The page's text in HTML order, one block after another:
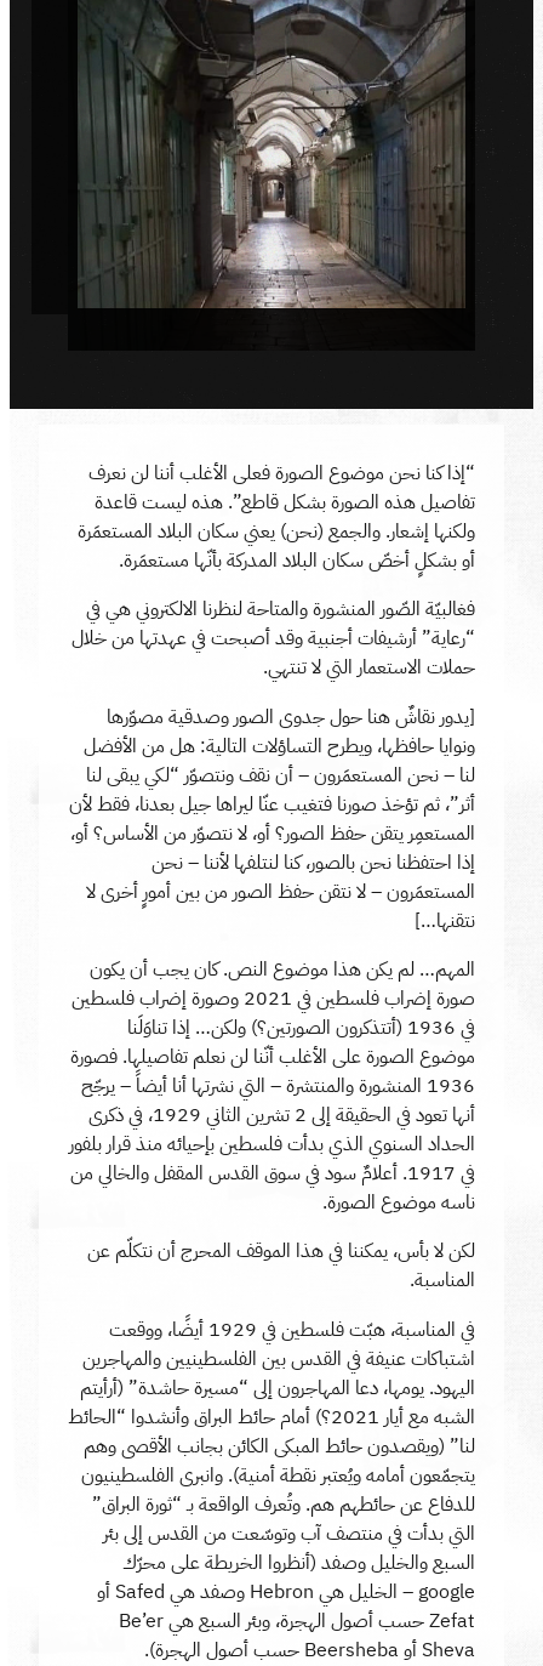
“إذا كنا نحن موضوع الصورة فعلى الأغلب أننا لن نعرف
تفاصيل هذه الصورة بشكل قاطع”. هذه ليست قاعدة
ولكنها إشعار. والجمع (نحن) يعني سكان البلاد المستعمَرة
أو بشكلٍ أخصّ سكان البلاد المدركة بأنّها مستعمَرة.
فغالبيّة الصّور المنشورة والمتاحة لنظرنا الالكتروني هي في
“رعاية” أرشيفات أجنبية وقد أصبحت في عهدتها من خلال
حملات الاستعمار التي لا تنتهي.
[يدور نقاشٌ هنا حول جدوى الصور وصدقية مصوّرها
ونوايا حافظها، ويطرح التساؤلات التالية: هل من الأفضل
لنا – نحن المستعمَرون – أن نقف ونتصوّر “لكي يبقى لنا
أثر”، ثم تؤخذ صورنا فتغيب عنّا ليراها جيل بعدنا، فقط لأن
المستعمِر يتقن حفظ الصور؟ أو، لا نتصوّر من الأساس؟ أو،
إذا احتفظنا نحن بالصور، كنا لنتلفها لأننا – نحن
المستعمَرون – لا نتقن حفظ الصور من بين أمورٍ أخرى لا
نتقنها…]
المهم… لم يكن هذا موضوع النص. كان يجب أن يكون
صورة إضراب فلسطين في 2021 وصورة إضراب فلسطين
في 1936 (أتتذكرون الصورتين؟) ولكن… إذا تناوَلَنا
موضوع الصورة على الأغلب أنّنا لن نعلم تفاصيلها. فصورة
1936 المنشورة والمنتشرة – التي نشرتها أنا أيضاً – يرجّح
أنها تعود في الحقيقة إلى 2 تشرين الثاني 1929، في ذكرى
الحداد السنوي الذي بدأت فلسطين بإحيائه منذ قرار بلفور
في 1917. أعلامٌ سود في سوق القدس المقفل والخالي من
ناسه موضوع الصورة.
لكن لا بأس، يمكننا في هذا الموقف المحرج أن نتكلّم عن
المناسبة.
في المناسبة، هبّت فلسطين في 1929 أيضًا، ووقعت
اشتباكات عنيفة في القدس بين الفلسطينيين والمهاجرين
اليهود. يومها، دعا المهاجرون إلى “مسيرة حاشدة” (أرأيتم
الشبه مع أيار 2021؟) أمام حائط البراق وأنشدوا “الحائط
لنا” (ويقصدون حائط المبكى الكائن بجانب الأقصى وهم
يتجمّعون أمامه ويُعتبر نقطة أمنية). وانبرى الفلسطينيون
للدفاع عن حائطهم هم. وتُعرف الواقعة بـ “ثورة البراق”
التي بدأت في منتصف آب وتوسّعت من القدس إلى بئر
السبع والخليل وصفد (أنظروا الخريطة على محرّك
google – الخليل هي Hebron وصفد هي Safed أو
Zefat حسب أصول الهجرة، وبئر السبع هي Be’er
Sheva أو Beersheba حسب أصول الهجرة).